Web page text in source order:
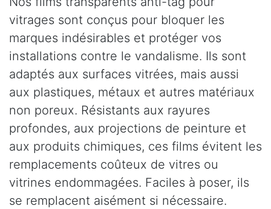
vitrages sont conçus pour bloquer les
marques indésirables et protéger vos
installations contre le vandalisme. Ils sont
adaptés aux surfaces vitrées, mais aussi
aux plastiques, métaux et autres matériaux
non poreux. Résistants aux rayures
profondes, aux projections de peinture et
aux produits chimiques, ces films évitent les
remplacements coûteux de vitres ou
vitrines endommagées. Faciles à poser, ils
se remplacent aisément si nécessaire.